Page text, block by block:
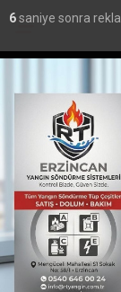
Ana Sayfa›Yerel
Kritik
Son
tarımsal
ediyor.
5saniye sonra